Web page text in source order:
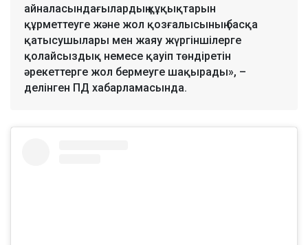
айналасындағылардың құқықтарын
құрметтеуге және жол қозғалысының басқа
қатысушылары мен жаяу жүргіншілерге
қолайсыздық немесе қауіп төндіретін
әрекеттерге жол бермеуге шақырады», –
делінген ПД хабарламасында.